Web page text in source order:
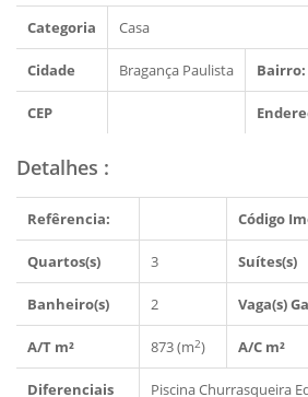
Categoria Casa
Cidade Bragança Paulista Bairro:
CEP
Detalhes :
Refêrencia: Código
Quartos(s) 3 Suítes(s)
Banheiro(s) 2 Vaga(s)
A/T m² 873 (m2) A/C m²
Diferenciais PiscinaChurrasqueira